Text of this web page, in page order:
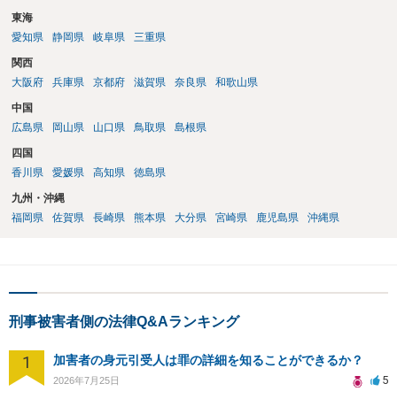
東海
愛知県
静岡県 岐阜県 三重県
関西
大阪府
兵庫県 京都府 滋賀県 奈良県 和歌山県
中国
広島県
岡山県 山口県 鳥取県 島根県
四国
香川県
愛媛県 高知県 徳島県
九州・沖縄
福岡県
佐賀県 長崎県 熊本県 大分県 宮崎県 鹿児島県 沖縄県
刑事被害者側の法律Q&Aランキング
1 加害者の身元引受人は罪の詳細を知ることができるか？
2026年7月25日 5